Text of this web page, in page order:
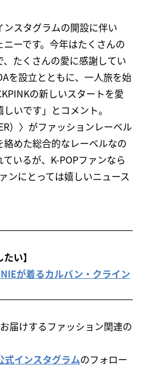
スタグラムの開設に伴い
ニーです。今年はたくさんの
たくさんの愛に感謝してい
を設立とともに、一人旅を始
の新しいスタートを愛
いです」とコメント。
）〉がファッションレーベル
めた総合的なレーベルなの
いるが、K-POPファンなら
ンにとっては嬉しいニュース
い】
が着るカルバン・クライン
届けするファッション関連の
式インスタグラムのフォロー